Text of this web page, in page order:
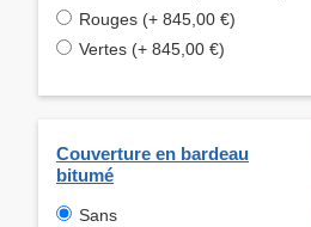
Rouges (+ 845,00 €)
Vertes (+ 845,00 €)
Couverture en bardeau
bitumé
Sans